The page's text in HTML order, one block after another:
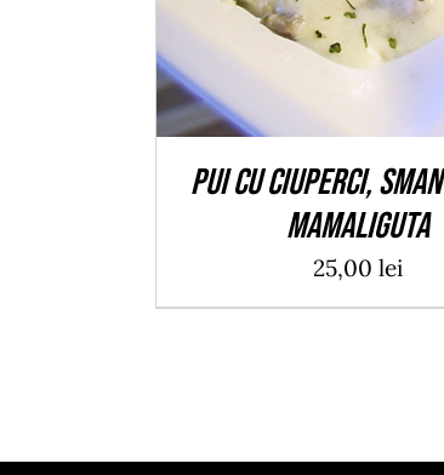
Pui cu ciuperci,
mamaliguta
25,00 lei